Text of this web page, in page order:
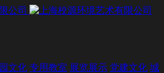
文化 专用教室 展览展示 党建文化 城